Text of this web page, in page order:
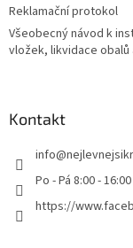
Reklamační protokol
Všeobecný návod k
vložek, likvidace obalů
Kontakt
info@
Po - Pá 8:00 -
https://